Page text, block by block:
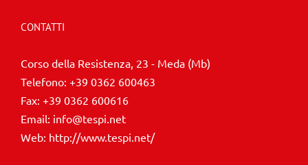
CONTATTI
Corso della Resistenza, 23 - Meda (Mb)
Telefono: +39 0362 600463
Fax: +39 0362 600616
Email: info@tespi.net
Web: http://www.tespi.net/